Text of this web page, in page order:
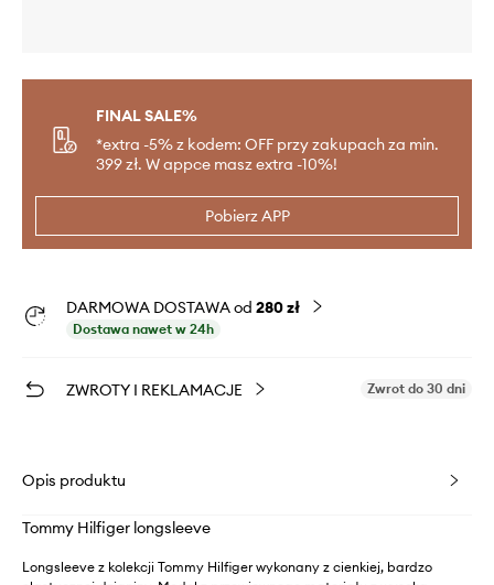
FINAL SALE%
*extra -5% z kodem: OFF przy zakupach za min.
399 zł. W appce masz extra -10%!
Pobierz APP
DARMOWA DOSTAWA od 280 zł
Dostawa nawet w 24h
ZWROTY I REKLAMACJE Zwrot do 30 dni
Opis produktu
Tommy Hilfiger longsleeve
Longsleeve z kolekcji Tommy Hilfiger wykonany z cienkiej, bardzo